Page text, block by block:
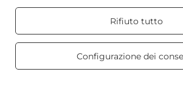
Presentiamo i prezzi netti in negozio
Copyright © Candle World 2016-2026
Rifiuto tutto
Configurazione dei